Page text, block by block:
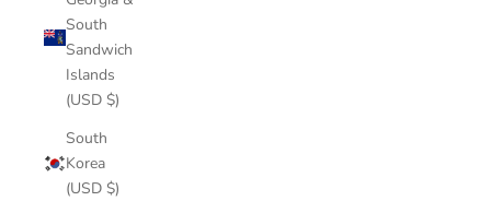
South
Sandwich
Islands
(USD $)
South
Korea
(USD $)